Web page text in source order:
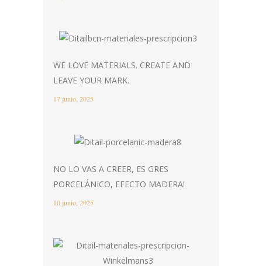
WE LOVE MATERIALS. CREATE AND
LEAVE YOUR MARK.
17 junio, 2025
NO LO VAS A CREER, ES GRES
PORCELÁNICO, EFECTO MADERA!
10 junio, 2025